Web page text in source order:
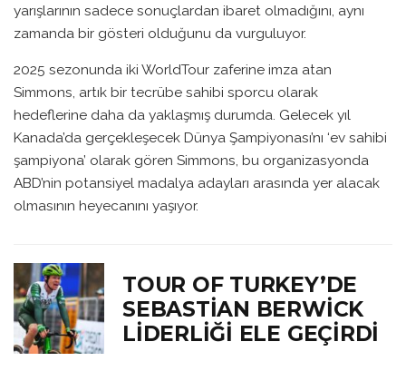
yarışlarının sadece sonuçlardan ibaret olmadığını, aynı
zamanda bir gösteri olduğunu da vurguluyor.
2025 sezonunda iki WorldTour zaferine imza atan
Simmons, artık bir tecrübe sahibi sporcu olarak
hedeflerine daha da yaklaşmış durumda. Gelecek yıl
Kanada’da gerçekleşecek Dünya Şampiyonası’nı ‘ev sahibi
şampiyona’ olarak gören Simmons, bu organizasyonda
ABD’nin potansiyel madalya adayları arasında yer alacak
olmasının heyecanını yaşıyor.
TOUR OF TURKEY’DE
SEBASTIAN BERWICK
LIDERLIĞI ELE GEÇIRDI